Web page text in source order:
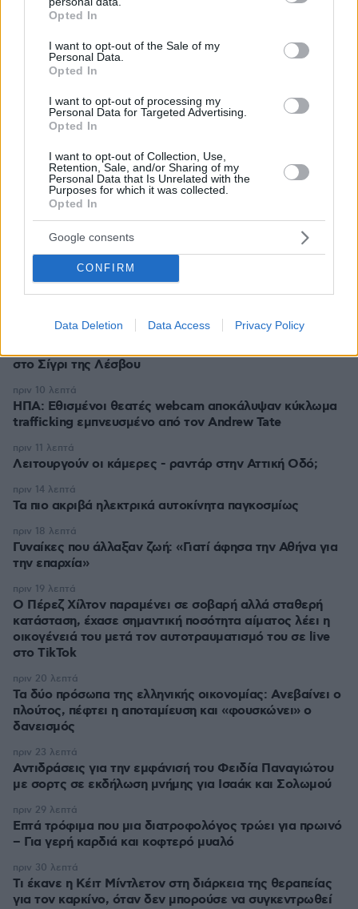
grant or deny consent to Google and its third-party tags to
use your data for below specified purposes in below Google
consent section.
Opted In
I want to opt-out of the Sale of my
Personal Data.
Opted In
I want to opt-out of processing my
Personal Data for Targeted Advertising.
Opted In
I want to opt-out of Collection, Use,
Retention, Sale, and/or Sharing of my
Personal Data that Is Unrelated with the
Purposes for which it was collected.
Opted In
Google consents
CONFIRM
Data Deletion Data Access Privacy Policy
Πώς μια απλή ιδέα εξελίχθηκε σε κορυφαίο θεσμό
ρομποτικής στην Ελλάδα
Από μαθητής, φοιτητής σε άλλη πόλη!
06.08.2026, 10:52
Επαγγελματική Εκπαίδευση & Εξειδίκευση: Το Mοντέλο που
σε Bάζει στην Aγορά Eργασίας
26.07.2026, 09:54
ΡΟΗ ΕΙΔΗΣΕΩΝ
Ειδήσεις Δημοφιλή Σχολιασμένα
στο Σίγρι της Λέσβου
πριν 5 λεπτά
ΗΠΑ: Εθισμένοι θεατές webcam αποκάλυψαν κύκλωμα
trafficking εμπνευσμένο από τον Andrew Tate
πριν 10 λεπτά
Λειτουργούν οι κάμερες - ραντάρ στην Αττική Οδό;
πριν 11 λεπτά
Τα πιο ακριβά ηλεκτρικά αυτοκίνητα παγκοσμίως
πριν 14 λεπτά
Γυναίκες που άλλαξαν ζωή: «Γιατί άφησα την Αθήνα για
την επαρχία»
πριν 18 λεπτά
Ο Πέρεζ Χίλτον παραμένει σε σοβαρή αλλά σταθερή
κατάσταση, έχασε σημαντική ποσότητα αίματος λέει η
οικογένειά του μετά τον αυτοτραυματισμό του σε live
στο TikTok
πριν 19 λεπτά
Τα δύο πρόσωπα της ελληνικής οικονομίας: Aνεβαίνει ο
πλούτος, πέφτει η αποταμίευση και «φουσκώνει» ο
δανεισμός
πριν 20 λεπτά
Αντιδράσεις για την εμφάνισή του Φειδία Παναγιώτου
με σορτς σε εκδήλωση μνήμης για Ισαάκ και Σολωμού
πριν 23 λεπτά
Επτά τρόφιμα που μια διατροφολόγος τρώει για πρωινό
– Για γερή καρδιά και κοφτερό μυαλό
πριν 29 λεπτά
Τι έκανε η Κέιτ Μίντλετον στη διάρκεια της θεραπείας
για τον καρκίνο, όταν δεν μπορούσε να συγκεντρωθεί
πριν 30 λεπτά